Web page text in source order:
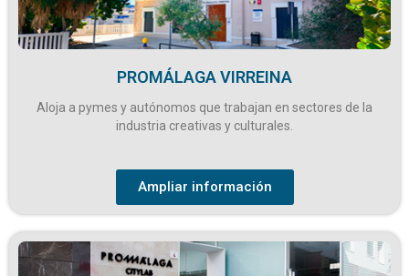
PROMÁLAGA VIRREINA
Aloja a pymes y autónomos que trabajan en sectores de la
industria creativas y culturales.
Ampliar información